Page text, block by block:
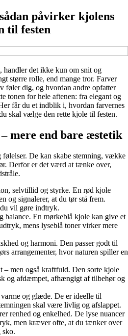
påvirker kjolens
til festen
det ikke kun om snit og
større rolle, end mange tror. Farver
føler dig, og hvordan andre opfatter
tonen for hele aftenen: fra elegant og
får du et indblik i, hvordan farvernes
skal vælge den rette kjole til festen.
mere end bare æstetik
følelser. De kan skabe stemning, vække
Derfor er det værd at tænke over,
selvtillid og styrke. En rød kjole
og signalerer, at du tør stå frem.
vil gøre indtryk.
balance. En mørkeblå kjole kan give et
mens lyseblå toner virker mere
og harmoni. Den passer godt til
arrangementer, hvor naturen spiller en
– men også kraftfuld. Den sorte kjole
og afdæmpet, afhængigt af tilbehør og
og glæde. De er ideelle til
skal være livlig og afslappet.
renhed og enkelhed. De lyse nuancer
men kræver ofte, at du tænker over
sko.